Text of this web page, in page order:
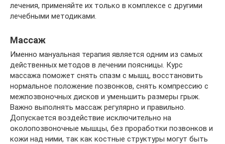
лечения, применяйте их только в комплексе с другими
лечебными методиками.
Массаж
Именно мануальная терапия является одним из самых
действенных методов в лечении поясницы. Курс
массажа поможет снять спазм с мышц, восстановить
нормальное положение позвонков, снять компрессию с
межпозвоночных дисков и уменьшить размеры грыж.
Важно выполнять массаж регулярно и правильно.
Допускается воздействие исключительно на
околопозвоночные мышцы, без проработки позвонков и
кожи над ними, так как костные структуры могут быть